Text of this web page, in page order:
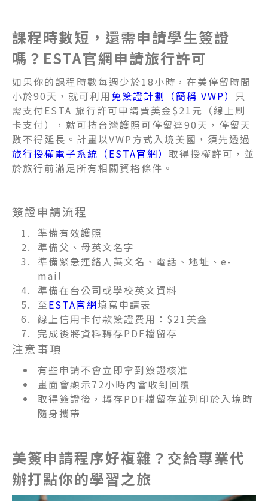
課程時數短，還需申請學生簽證
嗎？ESTA官網申請旅行許可
如果你的課程時數每週少於18小時，在美停留時間
小於90天，就可利用免簽證計劃（簡稱 VWP）
只
需支付ESTA 旅行許可申請費美金$21元（線上刷
卡支付），就可持台灣護照可停留達90天，停留天
數不得延長。計畫以VWP方式入境美國，須先透過
旅行授權電子系統（ESTA官網） 取得授權許可，並
於旅行前滿足所有相關資格條件。
簽證申請流程
準備有效護照
準備父、母英文名字
準備緊急連絡人英文名、電話、地址、e-
mail
準備在台公司或學校英文資料
至ESTA官網填寫申請表
線上信用卡付款簽證費用：$21美金
完成後將資料轉存PDF檔留存
注意事項
有些申請不會立即拿到簽證核准
畫面會顯示72小時內會收到回覆
取得簽證後，轉存PDF檔留存並列印於入境時
隨身攜帶
美簽申請程序好複雜？交給專業代
辦打點你的學習之旅